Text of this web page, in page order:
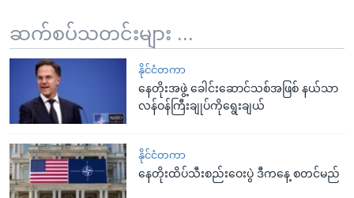
ဆက်စပ်သတင်းများ ...
နိုင်ငံတကာ
နေတိုးအဖွဲ့ ခေါင်းဆောင်သစ်အဖြစ် နယ်သာ
လန်ဝန်ကြီးချုပ်ကိုရွေးချယ်
နိုင်ငံတကာ
နေတိုးထိပ်သီးစည်းဝေးပွဲ ဒီကနေ့ စတင်မည်